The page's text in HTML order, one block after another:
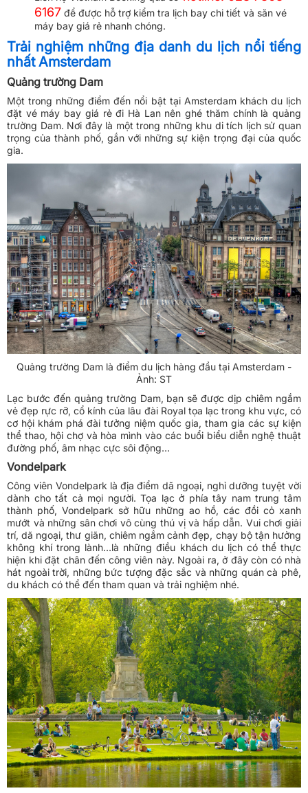
6167 để được hỗ trợ kiểm tra lịch bay chi tiết và săn vé
máy bay giá rẻ nhanh chóng.
Trải nghiệm những địa danh du lịch nổi tiếng
nhất Amsterdam
Quảng trường Dam
Một trong những điểm đến nổi bật tại Amsterdam khách du lịch
đặt vé máy bay giá rẻ đi Hà Lan nên ghé thăm chính là quảng
trường Dam. Nơi đây là một trong những khu di tích lịch sử quan
trọng của thành phố, gắn với những sự kiện trọng đại của quốc
gia.
Quảng trường Dam là điểm du lịch hàng đầu tại Amsterdam -
Ảnh: ST
Lạc bước đến quảng trường Dam, bạn sẽ được dịp chiêm ngắm
vẻ đẹp rực rỡ, cổ kính của lâu đài Royal tọa lạc trong khu vực, có
cơ hội khám phá đài tưởng niệm quốc gia, tham gia các sự kiện
thể thao, hội chợ và hòa mình vào các buổi biểu diễn nghệ thuật
đường phố, âm nhạc cực sôi động…
Vondelpark
Công viên Vondelpark là địa điểm dã ngoại, nghỉ dưỡng tuyệt vời
dành cho tất cả mọi người. Tọa lạc ở phía tây nam trung tâm
thành phố, Vondelpark sở hữu những ao hồ, các đồi cỏ xanh
mướt và những sân chơi vô cùng thú vị và hấp dẫn. Vui chơi giải
trí, dã ngoại, thư giãn, chiêm ngắm cảnh đẹp, chạy bộ tận hưởng
không khí trong lành…là những điều khách du lịch có thể thực
hiện khi đặt chân đến công viên này. Ngoài ra, ở đây còn có nhà
hát ngoài trời, những bức tượng đặc sắc và những quán cà phê,
du khách có thể đến tham quan và trải nghiệm nhé.